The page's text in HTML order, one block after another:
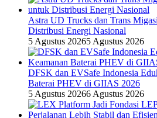
Astra UD Trucks dan Trans
Distribusi Energi Nasional
5 Agustus 20265 Agustus 2026
DFSK dan EVSafe Indonesia
Baterai PHEV di GIIAS 2026
5 Agustus 20266 Agustus 2026